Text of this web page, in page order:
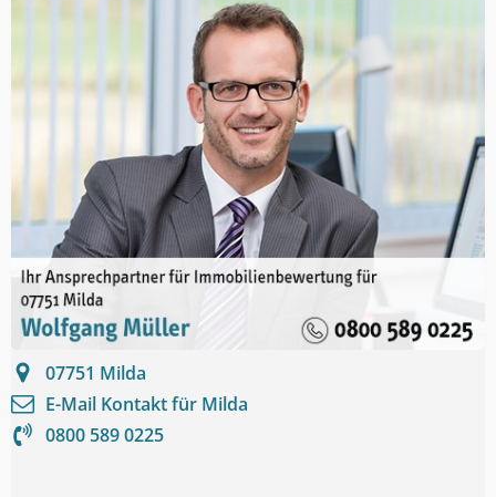
07751 Milda
E-Mail Kontakt für Milda
0800 589 0225